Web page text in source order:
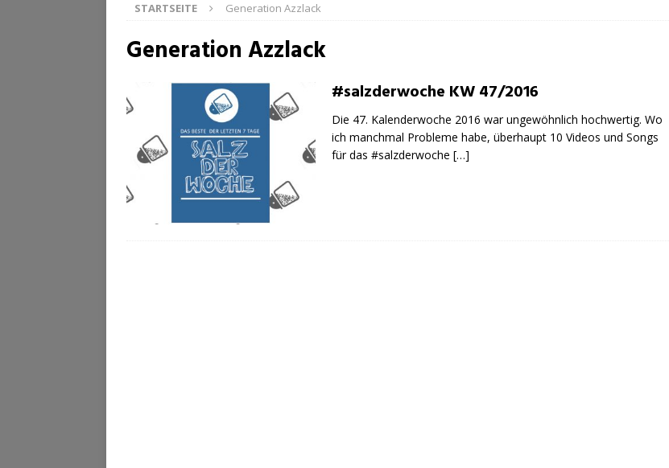
STARTSEITE Generation Azzlack
Generation Azzlack
#salzderwoche KW 47/2016
Die 47. Kalenderwoche 2016 war ungewöhnlich hochwertig. Wo
ich manchmal Probleme habe, überhaupt 10 Videos und Songs
für das #salzderwoche […]